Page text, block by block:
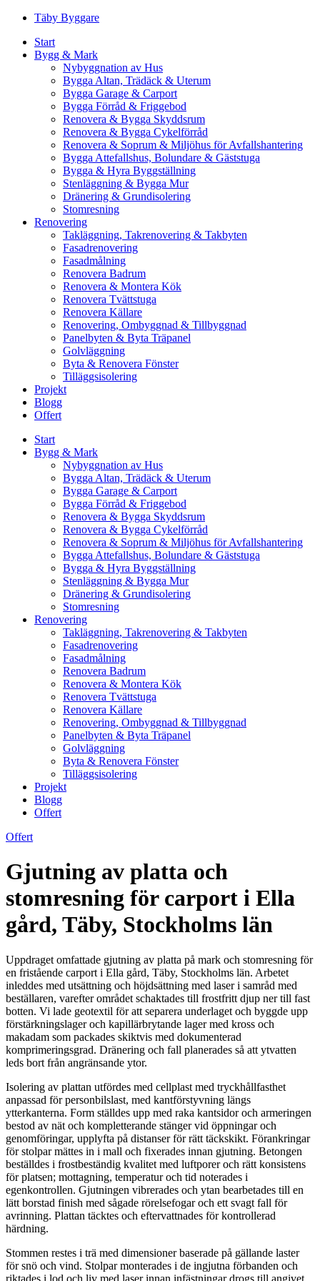
Skip
content
Täby Byggare
Start
Bygg & Mark
Nybyggnation av Hus
Bygga Altan, Trädäck & Uterum
Bygga Garage & Carport
Bygga Förråd & Friggebod
Renovera & Bygga Skyddsrum
Renovera & Bygga Cykelförråd
Renovera & Soprum & Miljöhus för Avfallshantering
Bygga Attefallshus, Bolundare & Gäststuga
Bygga & Hyra Byggställning
Stenläggning & Bygga Mur
Dränering & Grundisolering
Stomresning
Renovering
Takläggning, Takrenovering & Takbyten
Fasadrenovering
Fasadmålning
Renovera Badrum
Renovera & Montera Kök
Renovera Tvättstuga
Renovera Källare
Renovering, Ombyggnad & Tillbyggnad
Panelbyten & Byta Träpanel
Golvläggning
Byta & Renovera Fönster
Tilläggsisolering
Projekt
Blogg
Offert
Start
Bygg & Mark
Nybyggnation av Hus
Bygga Altan, Trädäck & Uterum
Bygga Garage & Carport
Bygga Förråd & Friggebod
Renovera & Bygga Skyddsrum
Renovera & Bygga Cykelförråd
Renovera & Soprum & Miljöhus för Avfallshantering
Bygga Attefallshus, Bolundare & Gäststuga
Bygga & Hyra Byggställning
Stenläggning & Bygga Mur
Dränering & Grundisolering
Stomresning
Renovering
Takläggning, Takrenovering & Takbyten
Fasadrenovering
Fasadmålning
Renovera Badrum
Renovera & Montera Kök
Renovera Tvättstuga
Renovera Källare
Renovering, Ombyggnad & Tillbyggnad
Panelbyten & Byta Träpanel
Golvläggning
Byta & Renovera Fönster
Tilläggsisolering
Projekt
Blogg
Offert
Offert
Gjutning av platta och
stomresning för carport i Ella
gård, Täby, Stockholms län
Uppdraget omfattade gjutning av platta på mark och stomresning för
en fristående carport i Ella gård, Täby, Stockholms län. Arbetet
inleddes med utsättning och höjdsättning med laser i samråd med
beställaren, varefter området schaktades till frostfritt djup ner till fast
botten. Vi lade geotextil för att separera underlaget och byggde upp
förstärkningslager och kapillärbrytande lager med kross och
makadam som packades skiktvis med dokumenterad
komprimeringsgrad. Dränering och fall planerades så att ytvatten
leds bort från angränsande ytor.
Isolering av plattan utfördes med cellplast med tryckhållfasthet
anpassad för personbilslast, med kantförstyvning längs
ytterkanterna. Form ställdes upp med raka kantsidor och armeringen
bestod av nät och kompletterande stänger vid öppningar och
genomföringar, upplyfta på distanser för rätt täckskikt. Förankringar
för stolpar mättes in i mall och fixerades innan gjutning. Betongen
beställdes i frostbeständig kvalitet med luftporer och rätt konsistens
för platsen; mottagning, temperatur och tid noterades i
egenkontrollen. Gjutningen vibrerades och ytan bearbetades till en
lätt borstad finish med sågade rörelsefogar och ett svagt fall för
avrinning. Plattan täcktes och eftervattnades för kontrollerad
härdning.
Stommen restes i trä med dimensioner baserade på gällande laster
för snö och vind. Stolpar monterades i de ingjutna förbanden och
riktades i lod och liv med laser innan infästningar drogs till angivet